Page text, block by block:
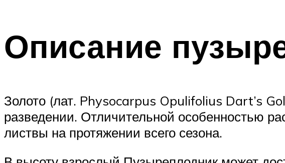
Описание
Золото (лат. Physocarpus Opulifolius Dart’s
разведении. Отличительной особенностью
листвы на протяжении всего сезона.